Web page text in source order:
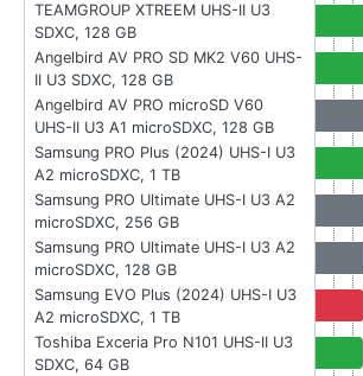
TEAMGROUP XTREEM UHS-II U3
SDXC, 128 GB
Angelbird AV PRO SD MK2 V60 UHS-
II U3 SDXC, 128 GB
Angelbird AV PRO microSD V60
UHS-II U3 A1 microSDXC, 128 GB
Samsung PRO Plus (2024) UHS-I U3
A2 microSDXC, 1 TB
Samsung PRO Ultimate UHS-I U3 A2
microSDXC, 256 GB
Samsung PRO Ultimate UHS-I U3 A2
microSDXC, 128 GB
Samsung EVO Plus (2024) UHS-I U3
A2 microSDXC, 1 TB
Toshiba Exceria Pro N101 UHS-II U3
SDXC, 64 GB